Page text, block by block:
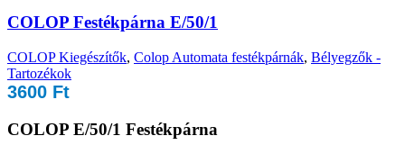
COLOP Festékpárna E/50/1
COLOP Kiegészítők, Colop Automata festékpárnák, Bélyegzők -
Tartozékok
3600 Ft
COLOP E/50/1 Festékpárna